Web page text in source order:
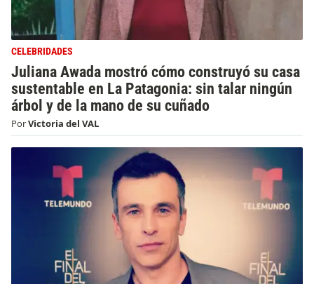
CELEBRIDADES
Juliana Awada mostró cómo construyó su casa
sustentable en La Patagonia: sin talar ningún
árbol y de la mano de su cuñado
PorVictoria del VAL